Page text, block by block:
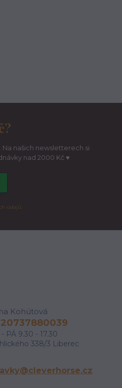
našich newsletterech si
nad 2000 Kč ♥
údajů.
Kohútová
- PÁ 9.30 - 17.30
338/3 Liberec